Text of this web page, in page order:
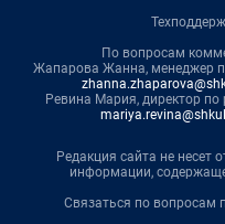
По вопросам
Жапарова Жанна, менеджер
Ревина Мария, директор
Редакция сайта не несет
информации,
Связаться по вопросам